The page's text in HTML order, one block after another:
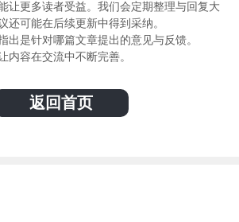
让更多读者受益。我们会定期整理与回复大
还可能在后续更新中得到采纳。
出是针对哪篇文章提出的意见与反馈。
内容在交流中不断完善。
返回首页